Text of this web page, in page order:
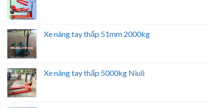
Xe nâng tay thấp 51mm 2000kg
Xe nâng tay thấp 5000kg Niuli